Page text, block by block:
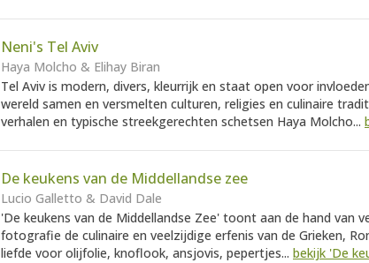
Neni's Tel Aviv
Haya Molcho & Elihay Biran
Tel Aviv is modern, divers, kleurrijk en staat open voor
wereld samen en versmelten culturen, religies en culinaire
verhalen en typische streekgerechten schetsen Haya Molcho...
De keukens van de Middellandse zee
Lucio Galletto & David Dale
'De keukens van de Middellandse Zee' toont aan de hand van
fotografie de culinaire en veelzijdige erfenis van de Grieken,
liefde voor olijfolie, knoflook, ansjovis, pepertjes... bekijk 'De